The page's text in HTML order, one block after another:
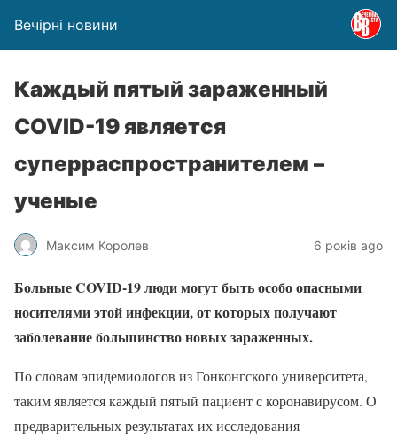
Вечірні новини
Каждый пятый зараженный
COVID-19 является
суперраспространителем –
ученые
Максим Королев 6 років ago
Больные COVID-19 люди могут быть особо опасными
носителями этой инфекции, от которых получают
заболевание большинство новых зараженных.
По словам эпидемиологов из Гонконгского университета,
таким является каждый пятый пациент с коронавирусом. О
предварительных результатах их исследования